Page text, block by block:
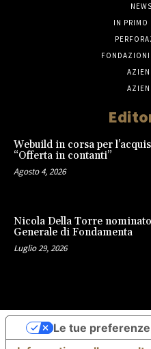
NEWS
IN PRIMO
FONDAZIONI
Webuild in corsa per
“Offerta in contanti”
Agosto 4, 2026
Nicola Della Torre
Generale di Fondamenta
Luglio 29, 2026
Le tue